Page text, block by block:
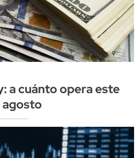
a cuánto opera este